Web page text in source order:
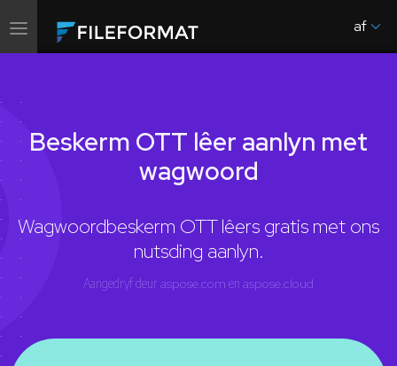
Wissel
navigasie
af
Beskerm OTT lêer aanlyn met
wagwoord
Wagwoordbeskerm OTT lêers gratis met ons
nutsding aanlyn.
Aangedryf deur aspose.com en aspose.cloud